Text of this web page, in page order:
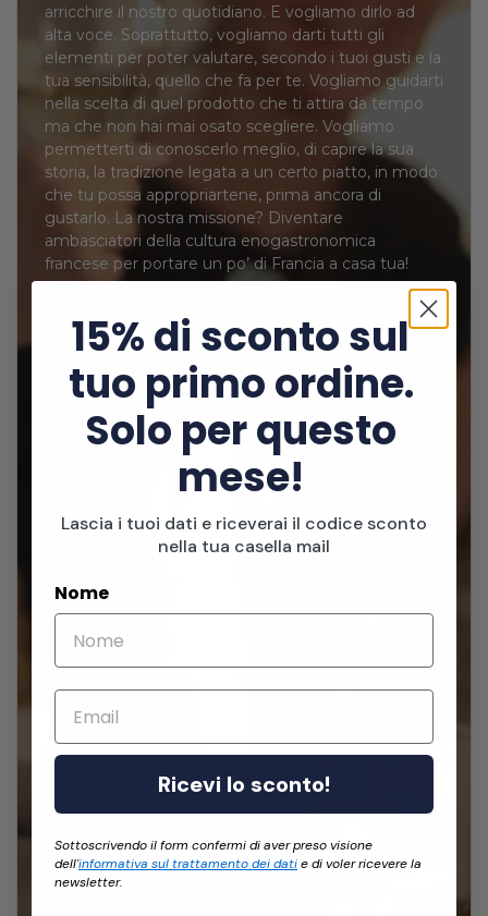
arricchire il nostro quotidiano. E vogliamo dirlo ad
alta voce. Soprattutto, vogliamo darti tutti gli
elementi per poter valutare, secondo i tuoi gusti e la
tua sensibilità, quello che fa per te. Vogliamo guidarti
nella scelta di quel prodotto che ti attira da tempo
ma che non hai mai osato scegliere. Vogliamo
permetterti di conoscerlo meglio, di capire la sua
storia, la tradizione legata a un certo piatto, in modo
che tu possa appropriartene, prima ancora di
gustarlo. La nostra missione? Diventare
ambasciatori della cultura enogastronomica
francese per portare un po’ di Francia a casa tua!
15% di sconto sul
tuo primo ordine.
Solo per questo
mese!
Lascia i tuoi dati e riceverai il codice sconto
nella tua casella mail
Nome
Email
Ricevi lo sconto!
Sottoscrivendo il form confermi di aver preso visione
dell'informativa sul trattamento dei datie di voler ricevere la
newsletter.